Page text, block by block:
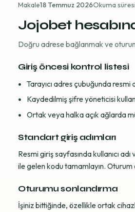
Makale18 Temmuz 2026Okuma
Jojobet
Doğru adrese bağlanmak ve
Giriş öncesi kontrol listesi
Tarayıcı adres çubuğunda resmi
Kaydedilmiş şifre yöneticisi
Ortak veya halka açık ağlarda
Standart giriş adımları
Resmi giriş sayfasında kullanıcı
ile gelen kodu tamamlayın. Oturum
Oturumu sonlandırma
İşiniz bittiğinde, özellikle ortak